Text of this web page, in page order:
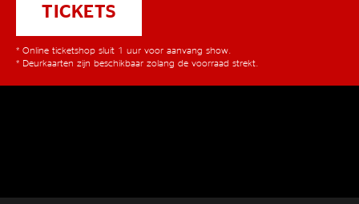
TICKETS
* Online ticketshop sluit 1 uur voor aanvang show.
* Deurkaarten zijn beschikbaar zolang de voorraad strekt.